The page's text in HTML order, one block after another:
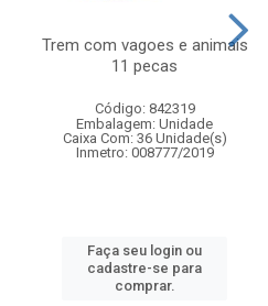
Trem com vagoes e animais
11 pecas
Código: 842319
Embalagem: Unidade
Caixa Com: 36 Unidade(s)
Inmetro: 008777/2019
Faça seu login ou
cadastre-se para
comprar.